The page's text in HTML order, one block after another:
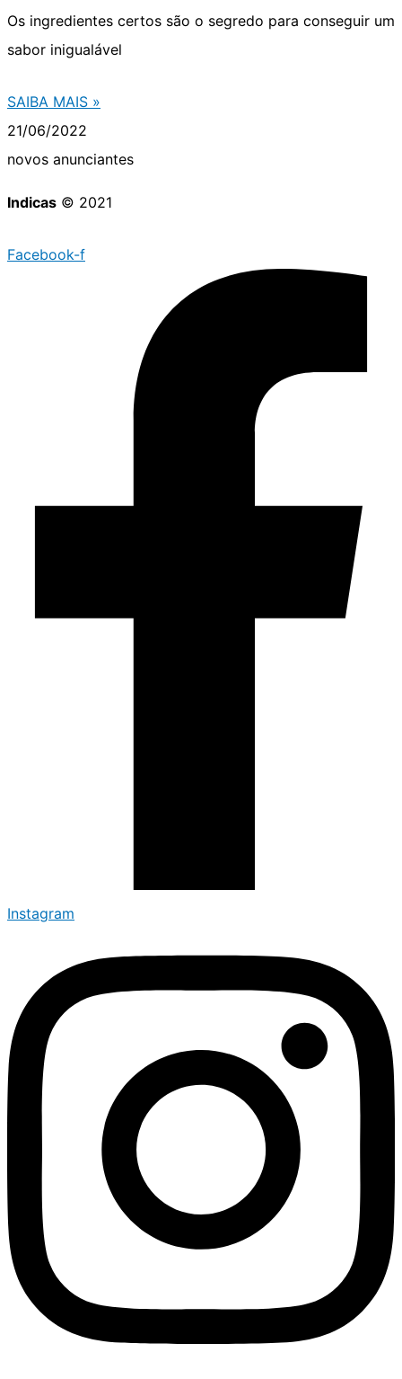
Os ingredientes certos são o segredo para conseguir um
sabor inigualável
SAIBA MAIS »
21/06/2022
novos anunciantes
Indicas © 2021
Facebook-f
Instagram